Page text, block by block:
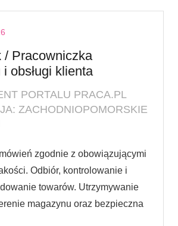
/ Pracowniczka
obsługi klienta
PORTALU PRACA.PL
ZACHODNIOPOMORSKIE
zgodnie z obowiązującymi
Odbiór, kontrolowanie i
towarów. Utrzymywanie
magazynu oraz bezpieczna